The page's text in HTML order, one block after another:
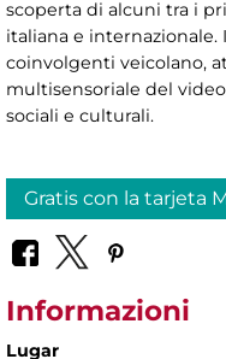
scoperta di alcuni tra i
italiana e
coinvolgenti veicolano,
multisensoriale del
sociali e culturali.
Gratis con la tarjeta
Informazioni
Lugar